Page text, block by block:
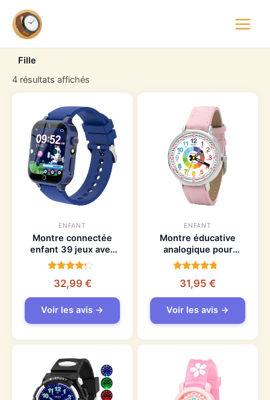
contenu
Menu
Fille
4 résultats affichés
ENFANT
Montre connectée
enfant 39 jeux avec
caméra HD et
musique MP3
Note
3.9
sur 5
32,99 €
Voir les avis →
ENFANT
Montre éducative
analogique pour
enfant dès 5 ans,
mouvement japonais
Note
4.4
sur 5
31,95 €
Voir les avis →